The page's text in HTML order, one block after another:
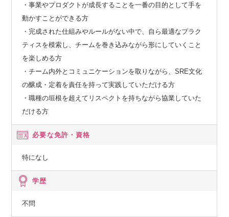
・事業やプロダクトが成長することを一番の目的として手を
動かすことができる方
・完成された仕組みやルールがない中で、自ら最適なプラク
ティスを模索し、チームを巻き込みながら形にしていくこと
を楽しめる方
・チーム内外とコミュニケーションを取りながら、SRE文化
の醸成・定着を責任を持って実践していただける方
・職種の垣根を超えてリスペクトを持ちながら協業していた
だける方
必要な免許・資格
特になし
学歴
不問